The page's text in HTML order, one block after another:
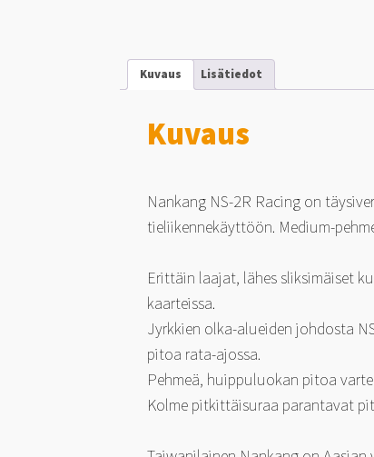
Kuvaus Lisätiedot
Kuvaus
Nankang NS-2R Racing on
tieliikennekäyttöön. Medium-
Erittäin laajat, lähes sliksimäiset
kaarteissa.
Jyrkkien olka-alueiden johdosta
pitoa rata-ajossa.
Pehmeä, huippuluokan pitoa
Kolme pitkittäisuraa parantavat